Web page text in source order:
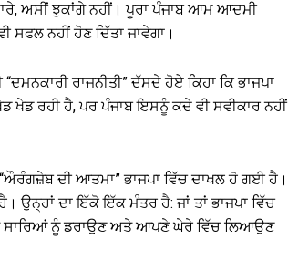
ਅਸੀਂ ਝੁਕਾਂਗੇ ਨਹੀਂ। ਪੂਰਾ ਪੰਜਾਬ ਆਮ ਆਦਮੀ
ਸਫਲ ਨਹੀਂ ਹੋਣ ਦਿੱਤਾ ਜਾਵੇਗਾ।
ਰਾਜਨੀਤੀ” ਦੱਸਦੇ ਹੋਏ ਕਿਹਾ ਕਿ ਭਾਜਪਾ
ਰਹੀ ਹੈ, ਪਰ ਪੰਜਾਬ ਇਸਨੂੰ ਕਦੇ ਵੀ ਸਵੀਕਾਰ ਨਹੀਂ
ਦੀ ਆਤਮਾ” ਭਾਜਪਾ ਵਿੱਚ ਦਾਖਲ ਹੋ ਗਈ ਹੈ।
ਉਨ੍ਹਾਂ ਦਾ ਇੱਕੋ ਇੱਕ ਮੰਤਰ ਹੈ: ਜਾਂ ਤਾਂ ਭਾਜਪਾ ਵਿੱਚ
ਸਾਰਿਆਂ ਨੂੰ ਡਰਾਉਣ ਅਤੇ ਆਪਣੇ ਘੇਰੇ ਵਿੱਚ ਲਿਆਉਣ